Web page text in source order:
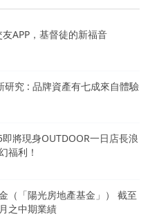
APP，基督徒的新福音
研究 : 品牌資產有七成來自體驗
將現身OUTDOOR一日店長浪
福利！
（「陽光房地產基金」） 截至
之中期業績